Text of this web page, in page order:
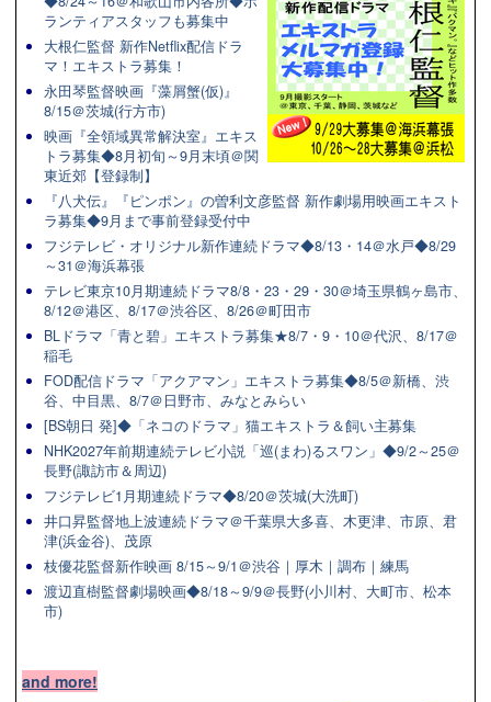
ランティアスタッフも募集中
大根仁監督 新作Netflix配信ドラ
マ！エキストラ募集！
永田琴監督映画『藻屑蟹(仮)』
8/15＠茨城(行方市)
映画『全領域異常解決室』エキス
トラ募集◆8月初旬～9月末頃＠関
東近郊【登録制】
『八犬伝』『ピンポン』の曽利文彦監督 新作劇場用映画エキスト
ラ募集◆9月まで事前登録受付中
フジテレビ・オリジナル新作連続ドラマ◆8/13・14＠水戸◆8/29
～31＠海浜幕張
テレビ東京10月期連続ドラマ8/8・23・29・30＠埼玉県鶴ヶ島市、
8/12＠港区、8/17＠渋谷区、8/26＠町田市
BLドラマ「青と碧」エキストラ募集★8/7・9・10＠代沢、8/17＠
稲毛
FOD配信ドラマ「アクアマン」エキストラ募集◆8/5＠新橋、渋
谷、中目黒、8/7＠日野市、みなとみらい
[BS朝日 発]◆「ネコのドラマ」猫エキストラ＆飼い主募集
NHK2027年前期連続テレビ小説「巡(まわ)るスワン」◆9/2～25＠
長野(諏訪市＆周辺)
フジテレビ1月期連続ドラマ◆8/20＠茨城(大洗町)
井口昇監督地上波連続ドラマ＠千葉県大多喜、木更津、市原、君
津(浜金谷)、茂原
枝優花監督新作映画 8/15～9/1＠渋谷｜厚木｜調布｜練馬
渡辺直樹監督劇場映画◆8/18～9/9＠長野(小川村、大町市、松本
市)
and more!